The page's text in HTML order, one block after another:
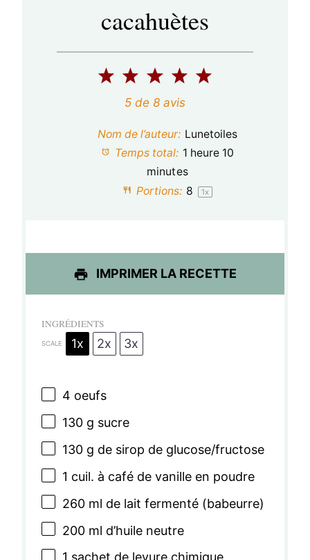
cacahuètes
5
t
o
s
4
t
o
i
s
3
é
t
o
i
s
2
é
t
o
s
1
t
o
5de 8 avis
Nom de l’auteur: Lunetoiles
Temps total: 1 heure 10
minutes
Portions: 8 1x
IMPRIMER LA RECETTE
INGRÉDIENTS
SCALE 1x 2x 3x
4 oeufs
130 g sucre
130 g de sirop de glucose/fructose
1 cuil. à café de vanille en poudre
260ml de lait fermenté (babeurre)
200ml d’huile neutre